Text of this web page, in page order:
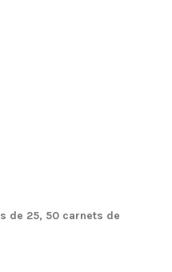
de 25, 50 carnets de